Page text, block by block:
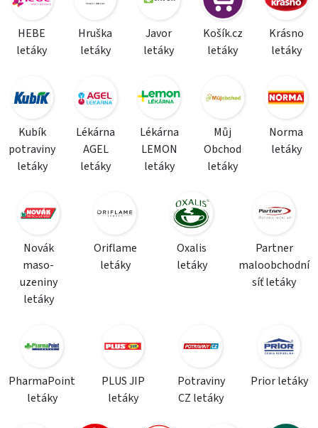
HEBE
letáky
Hruška
letáky
Javor
letáky
Košík.cz
letáky
Krásno
letáky
Kubík
potraviny
letáky
Lékárna
AGEL
letáky
Lékárna
LEMON
letáky
Můj
Obchod
letáky
Norma
letáky
Novák
maso-
uzeniny
letáky
Oriflame
letáky
Oxalis
letáky
Partner
maloobchodní
síť letáky
PharmaPoint
letáky
PLUS JIP
letáky
Potraviny
CZ letáky
Prior letáky